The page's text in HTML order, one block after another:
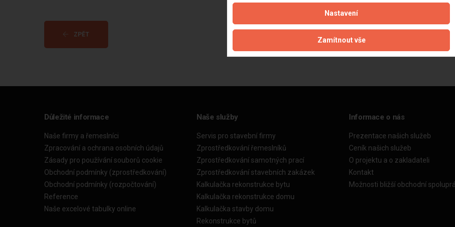
ZPĚT
Důležité informace
Naše firmy a řemeslníci
Zpracování a ochrana osobních údajů
Zásady pro používání souborů cookie
Obchodní podmínky (zprostředkování)
Obchodní podmínky (rozpočtování)
Reference
Naše excelové tabulky online
Naše služby
Servis pro stavební firmy
Zprostředkování řemeslníků
Zprostředkování samotných prací
Zprostředkování stavebních zakázek
Kalkulačka rekonstrukce bytu
Kalkulačka rekonstrukce domu
Kalkulačka stavby domu
Rekonstrukce bytů
Informace o nás
Prezentace našich služeb
Ceník našich služeb
O projektu a o zakladateli
Kontakt
Možnosti bližší obchodní
Nastavení
Zamítnout vše